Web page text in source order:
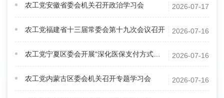
2026-07-17
农工党安徽省委会机关召开政治学习会
2026-07-16
农工党福建省十三届常委会第十九次会议召开
2026-07-16
农工党宁夏区委会开展“深化医保支付方式改革”专题调研
2026-07-16
农工党内蒙古区委会机关召开专题学习会